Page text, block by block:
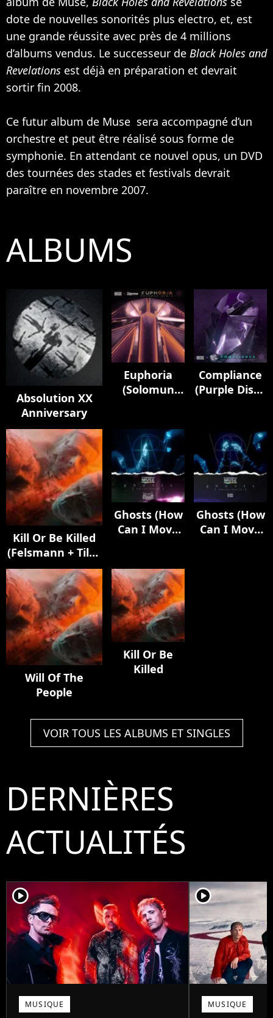
dote de nouvelles sonorités plus electro, et, est
une grande réussite avec près de 4 millions
d’albums vendus. Le successeur de Black Holes and
Revelations est déjà en préparation et devrait
sortir fin 2008.
Ce futur album de Muse sera accompagné d’un
orchestre et peut être réalisé sous forme de
symphonie. En attendant ce nouvel opus, un DVD
des tournées des stades et festivals devrait
paraître en novembre 2007.
ALBUMS
Absolution XX
Anniversary
Euphoria
(Solomun
Compliance
(Purple Disco
Kill Or Be Killed
(Felsmann + Tiley
Reinterpretation)
Ghosts (How
Can I Move
Farmer]
Ghosts (How
Can I Move
Will Of The
People
Kill Or Be
Killed
VOIR TOUS LES ALBUMS ET SINGLES
DERNIÈRES
ACTUALITÉS
player2
MUSIQUE
player2
MUSIQUE